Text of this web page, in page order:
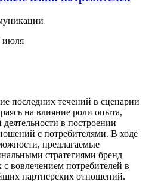
июля
последних течений в сценарии
на влияние роли опыта,
в построении
с потребителями. В ходе
предлагаемые
стратегиями бренд
вовлечением потребителей в
партнерских отношений.